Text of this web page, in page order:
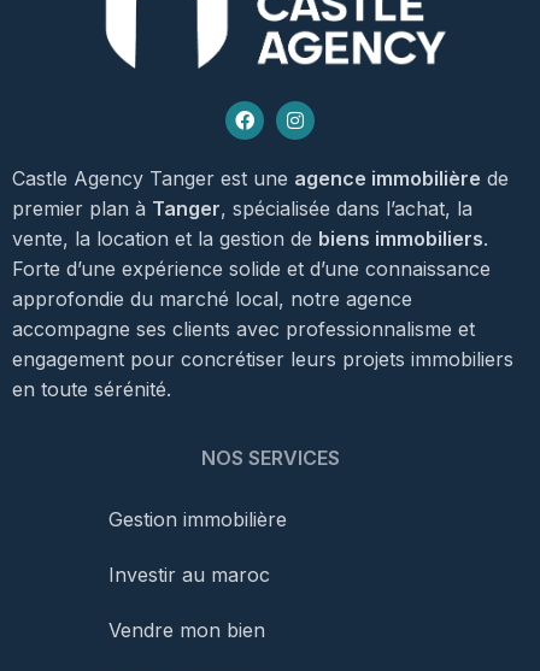
Castle Agency Tanger est une agence immobilière de
premier plan à Tanger, spécialisée dans l’achat, la
vente, la location et la gestion de biens immobiliers.
Forte d’une expérience solide et d’une connaissance
approfondie du marché local, notre agence
accompagne ses clients avec professionnalisme et
engagement pour concrétiser leurs projets immobiliers
en toute sérénité.
NOS SERVICES
Gestion immobilière
Investir au maroc
Vendre mon bien